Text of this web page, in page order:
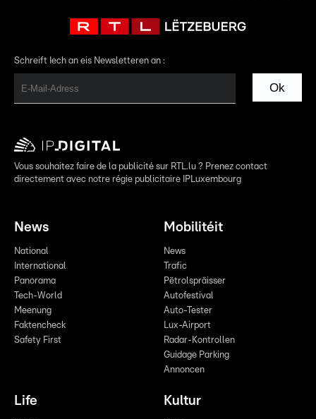
Schreift Iech an eis Newsletteren an :
Ok
Vous souhaitez faire de la publicité sur RTL.lu ? Prenez contact
directement avec notre régie publicitaire IPLuxembourg
News
National
International
Panorama
Tech-World
Meenung
Faktencheck
Safety First
Mobilitéit
News
Trafic
Pëtrolspräisser
Autofestival
Auto-Tester
Lux-Airport
Radar-Kontrollen
Guidage Parking
Annoncen
Life Kultur